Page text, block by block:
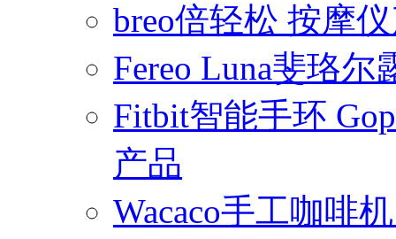
breo倍轻松 按摩
Fereo Luna斐珞
Fitbit智能手环
产品
Wacaco手工咖啡